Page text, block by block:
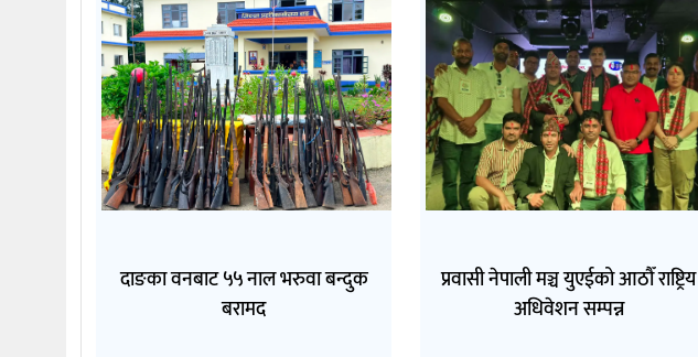
दाङका वनबाट ५५ नाल भरुवा बन्दुक
बरामद
प्रवासी नेपाली मञ्च युएईको आठौँ राष्ट्रिय
अधिवेशन सम्पन्न